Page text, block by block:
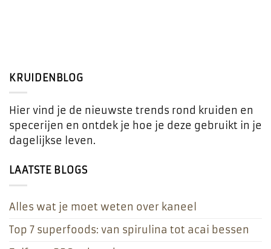
KRUIDENBLOG
Hier vind je de nieuwste trends rond kruiden en
specerijen en ontdek je hoe je deze gebruikt in je
dagelijkse leven.
LAATSTE BLOGS
Alles wat je moet weten over kaneel
Top 7 superfoods: van spirulina tot acai bessen